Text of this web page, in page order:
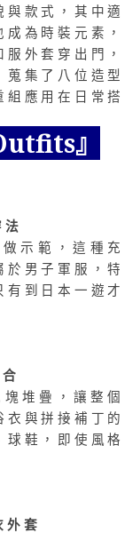
與款式，其中適
為時裝元素，
外套穿出門，
集了八位造型
組應用在日常搭
』
示範，這種充
於男子軍服，特
有到日本一遊才
堆疊，讓整個
衣與拼接補丁的
球鞋，即使風格
外套